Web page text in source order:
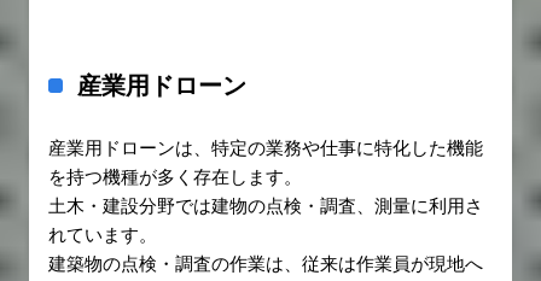
産業用ドローン
産業用ドローンは、特定の業務や仕事に特化した機能
を持つ機種が多く存在します。
土木・建設分野では建物の点検・調査、測量に利用さ
れています。
建築物の点検・調査の作業は、従来は作業員が現地へ